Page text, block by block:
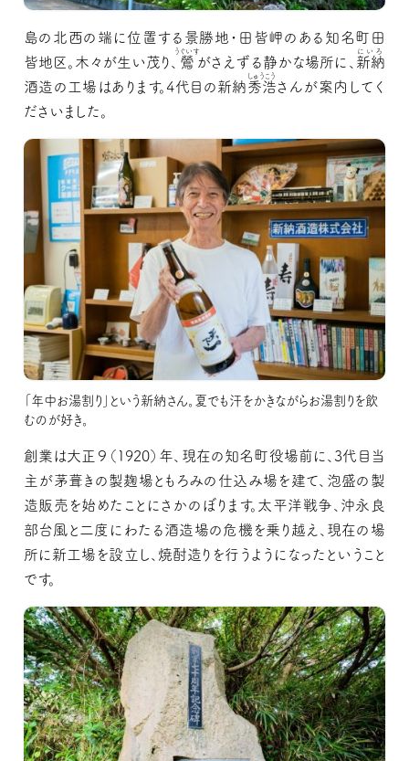
島の北西の端に位置する景勝地・田皆岬のある知名町田
皆地区。木々が生い茂り、
鶯
うぐいす
がさえずる静かな場所に、 新納
にいろ
酒造の工場はあります。4代目の新納秀浩
しゅうこう
さんが案内してく
ださいました。
「年中お湯割り」という新納さん。夏でも汗をかきながらお湯割りを飲
むのが好き。
創業は大正９（1920）年、現在の知名町役場前に、3代目当
主が茅葺きの製麹場ともろみの仕込み場を建て、泡盛の製
造販売を始めたことにさかのぼります。太平洋戦争、沖永良
部台風と二度にわたる酒造場の危機を乗り越え、現在の場
所に新工場を設立し、焼酎造りを行うようになったということ
です。